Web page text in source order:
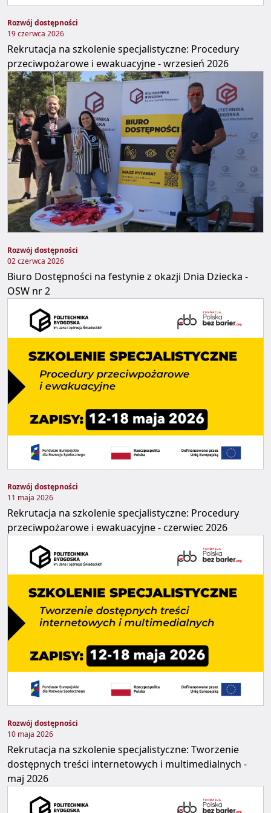
Rozwój dostępności
19 czerwca 2026
Rekrutacja na szkolenie specjalistyczne: Procedury
przeciwpożarowe i ewakuacyjne - wrzesień 2026
Rozwój dostępności
02 czerwca 2026
Biuro Dostępności na festynie z okazji Dnia Dziecka -
OSW nr 2
Rozwój dostępności
11 maja 2026
Rekrutacja na szkolenie specjalistyczne: Procedury
przeciwpożarowe i ewakuacyjne - czerwiec 2026
Rozwój dostępności
10 maja 2026
Rekrutacja na szkolenie specjalistyczne: Tworzenie
dostępnych treści internetowych i multimedialnych -
maj 2026